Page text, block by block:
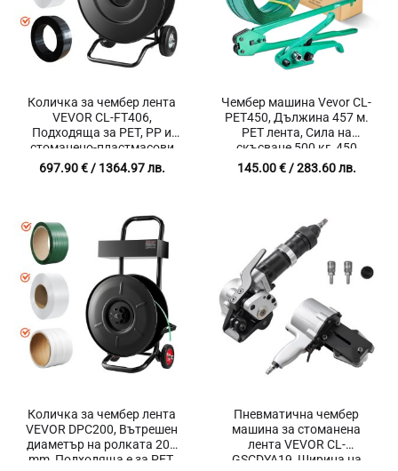
Количка за чембер лента
VEVOR CL-FT406,
Подходяща за PET, PP и
стоманено-пластмасови
ленти
697.90€/ 1364.97 лв.
Чембер машина Vevor CL-
PET450, Дължина 457 м.
PET лента, Сила на
скъсване 500 кг, 450
метални скоби
145.00€/ 283.60 лв.
Количка за чембер лента
VEVOR DPC200, Вътрешен
диаметър на ролката 203
mm, Подходяща е за PET,
Пневматична чембер
машина за стоманена
лента VEVOR CL-
GSCDYA19, Ширина на